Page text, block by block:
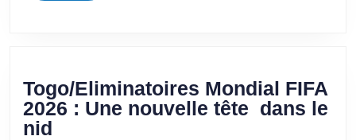
Togo/Eliminatoires Mondial FIFA
2026 : Une nouvelle tête dans le
nid